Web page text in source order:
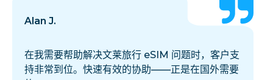
Alan J.
在我需要帮助解决文莱旅行 eSIM 问题时，客户支
持非常到位。快速有效的协助——正是在国外需要